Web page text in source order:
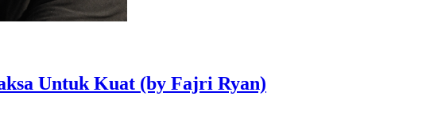
Untuk Kuat (by Fajri Ryan)